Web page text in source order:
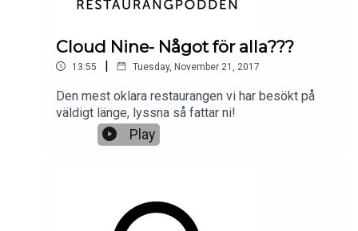
Cloud Nine- Något för alla???
13:55 | Tuesday, November 21, 2017
Den mest oklara restaurangen vi har besökt på
väldigt länge, lyssna så fattar ni!
Play